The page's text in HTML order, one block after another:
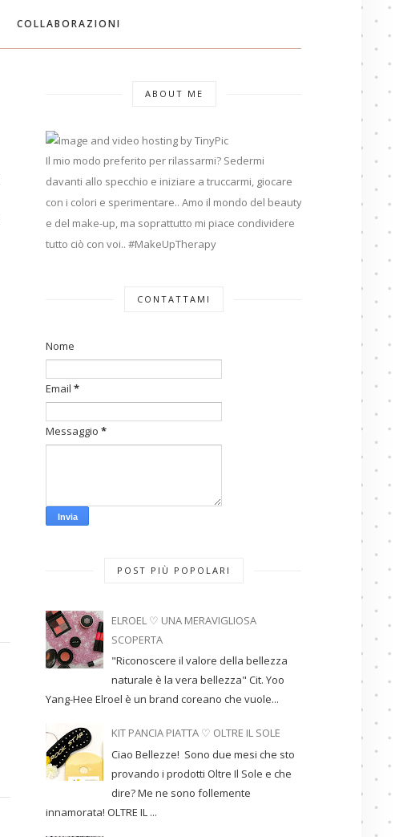
COLLABORAZIONI
ABOUT ME
Il mio modo preferito per rilassarmi? Sedermi
davanti allo specchio e iniziare a truccarmi, giocare
con i colori e sperimentare.. Amo il mondo del beauty
e del make-up, ma soprattutto mi piace condividere
tutto ciò con voi.. #MakeUpTherapy
CONTATTAMI
Nome
Email *
Messaggio *
POST PIÙ POPOLARI
ELROEL ♡ UNA MERAVIGLIOSA
SCOPERTA
"Riconoscere il valore della bellezza
naturale è la vera bellezza" Cit. Yoo
Yang-Hee Elroel è un brand coreano che vuole...
KIT PANCIA PIATTA ♡ OLTRE IL SOLE
Ciao Bellezze! Sono due mesi che sto
provando i prodotti Oltre Il Sole e che
dire? Me ne sono follemente
innamorata! OLTRE IL ...